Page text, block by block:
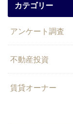
カテゴリー
アンケート調査
不動産投資
賃貸オーナー